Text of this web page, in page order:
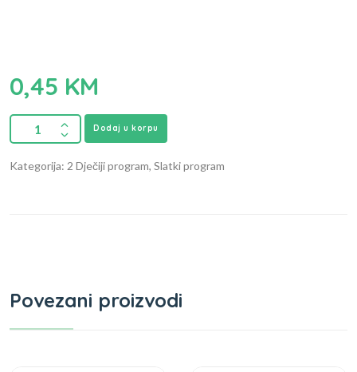
0,45 KM
Dodaj u korpu
Kategorija: 2 Dječiji program, Slatki program
Povezani proizvodi